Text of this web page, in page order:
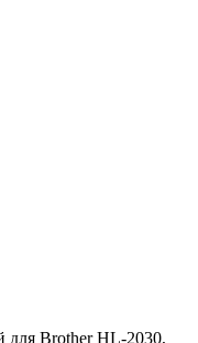
для Brother HL-2030,